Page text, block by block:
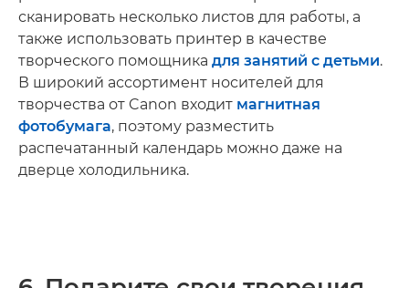
сканировать несколько листов для работы, а
также использовать принтер в качестве
творческого помощника для занятий с детьми.
В широкий ассортимент носителей для
творчества от Canon входит магнитная
фотобумага, поэтому разместить
распечатанный календарь можно даже на
дверце холодильника.